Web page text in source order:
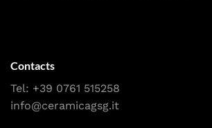
Contacts
Tel: +39 0761 515258
info@ceramicagsg.it